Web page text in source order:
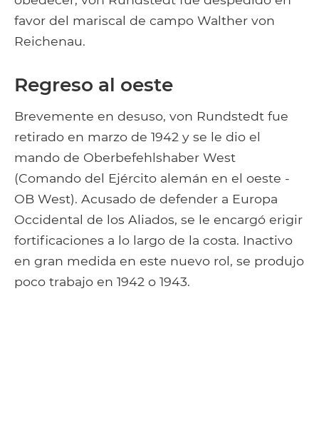
favor del mariscal de campo Walther von
Reichenau.
Regreso al oeste
Brevemente en desuso, von Rundstedt fue
retirado en marzo de 1942 y se le dio el
mando de Oberbefehlshaber West
(Comando del Ejército alemán en el oeste -
OB West). Acusado de defender a Europa
Occidental de los Aliados, se le encargó erigir
fortificaciones a lo largo de la costa. Inactivo
en gran medida en este nuevo rol, se produjo
poco trabajo en 1942 o 1943.